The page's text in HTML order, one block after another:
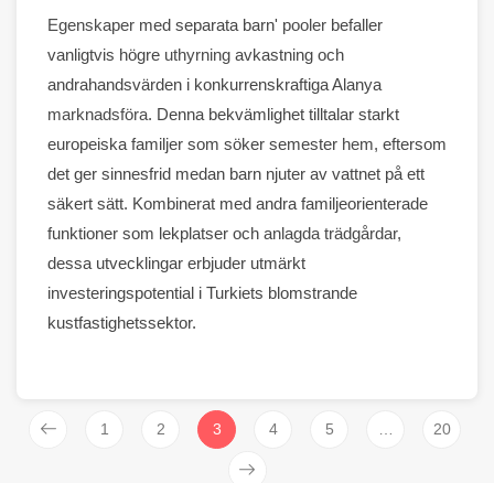
Egenskaper med separata barn' pooler befaller
vanligtvis högre uthyrning avkastning och
andrahandsvärden i konkurrenskraftiga Alanya
marknadsföra. Denna bekvämlighet tilltalar starkt
europeiska familjer som söker semester hem, eftersom
det ger sinnesfrid medan barn njuter av vattnet på ett
säkert sätt. Kombinerat med andra familjeorienterade
funktioner som lekplatser och anlagda trädgårdar,
dessa utvecklingar erbjuder utmärkt
investeringspotential i Turkiets blomstrande
kustfastighetssektor.
1 2 3 4 5 20